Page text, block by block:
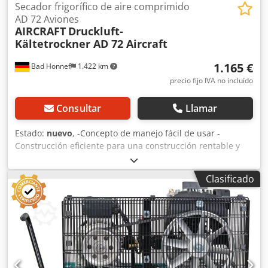
Bad Honnef 1.422 km
Secador frigorífico de aire comprimido
AD 72 Aviones
AIRCRAFT Druckluft-
Kältetrockner AD 72 Aircraft
1.165 €
precio fijo IVA no incluído
Consultar Llamar
Estado: nuevo, -Concepto de manejo fácil de usar -
Construcción eficiente para una construcción rentable y
operación segura -Velocidad del ventilador de
enfriamiento controlada de 0 a 100%, por lo tanto El
interruptor de presión normalmente utilizado ya no es
necesario y el termostato para el control del ventilador
Cjdpju T Hrvjfx Abperf -Menos piezas de desgaste
manteniendo constante Punto de rocío a presión -El
control muestra cinco estados de alarma diferentes y los
guarda en la memoria -El compresor de refrigeración
conmuta por debajo de 15° Temperatura ambiente si no
Clasificado